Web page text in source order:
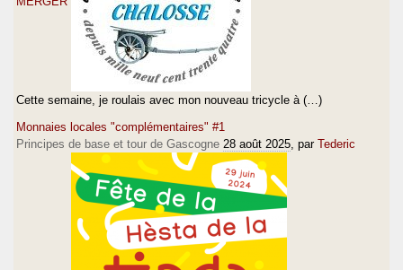
Cette semaine, je roulais avec mon nouveau tricycle à (…)
Monnaies locales "complémentaires" #1
Principes de base et tour de Gascogne 28 août 2025 , par Tederic